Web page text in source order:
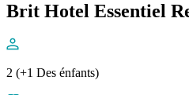
Brit Hotel Essentiel
2 (+1 Des énfants)